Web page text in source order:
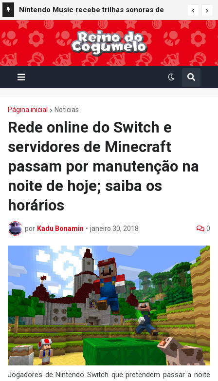
Nintendo Music recebe trilhas sonoras de
Virtual Boy Wario Land, Mario Clash e Mario's
Tennis em adição histórica ao catálogo
Página inicial Notícias
Rede online do Switch e
servidores de Minecraft
passam por manutenção na
noite de hoje; saiba os
horários
por Kadu Bonamin • janeiro 30, 2018 0
Jogadores de Nintendo Switch que pretendem passar a noite